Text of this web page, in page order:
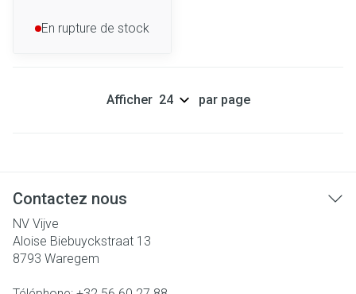
En rupture de stock
Afficher par page
Contactez nous
NV Vijve
Aloise Biebuyckstraat 13
8793 Waregem